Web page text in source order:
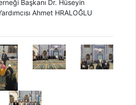
Başkanı Dr. Hüseyin
Ahmet HRALOĞLU